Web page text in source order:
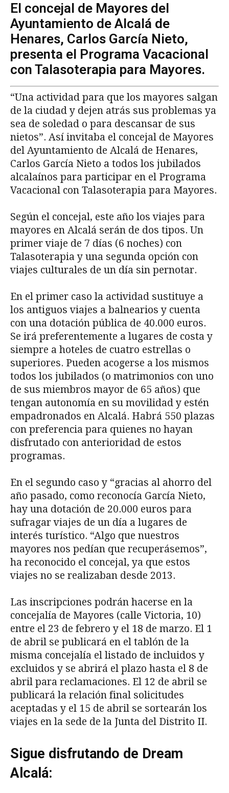
El concejal de Mayores del
Ayuntamiento de Alcalá de
Henares, Carlos García Nieto,
presenta el Programa Vacacional
con Talasoterapia para Mayores.
“Una actividad para que los mayores salgan
de la ciudad y dejen atrás sus problemas ya
sea de soledad o para descansar de sus
nietos”. Así invitaba el concejal de Mayores
del Ayuntamiento de Alcalá de Henares,
Carlos García Nieto a todos los jubilados
alcalaínos para participar en el Programa
Vacacional con Talasoterapia para Mayores.
Según el concejal, este año los viajes para
mayores en Alcalá serán de dos tipos. Un
primer viaje de 7 días (6 noches) con
Talasoterapia y una segunda opción con
viajes culturales de un día sin pernotar.
En el primer caso la actividad sustituye a
los antiguos viajes a balnearios y cuenta
con una dotación pública de 40.000 euros.
Se irá preferentemente a lugares de costa y
siempre a hoteles de cuatro estrellas o
superiores. Pueden acogerse a los mismos
todos los jubilados (o matrimonios con uno
de sus miembros mayor de 65 años) que
tengan autonomía en su movilidad y estén
empadronados en Alcalá. Habrá 550 plazas
con preferencia para quienes no hayan
disfrutado con anterioridad de estos
programas.
En el segundo caso y “gracias al ahorro del
año pasado, como reconocía García Nieto,
hay una dotación de 20.000 euros para
sufragar viajes de un día a lugares de
interés turístico. “Algo que nuestros
mayores nos pedían que recuperásemos”,
ha reconocido el concejal, ya que estos
viajes no se realizaban desde 2013.
Las inscripciones podrán hacerse en la
concejalía de Mayores (calle Victoria, 10)
entre el 23 de febrero y el 18 de marzo. El 1
de abril se publicará en el tablón de la
misma concejalía el listado de incluidos y
excluidos y se abrirá el plazo hasta el 8 de
abril para reclamaciones. El 12 de abril se
publicará la relación final solicitudes
aceptadas y el 15 de abril se sortearán los
viajes en la sede de la Junta del Distrito II.
Sigue disfrutando de Dream
Alcalá: